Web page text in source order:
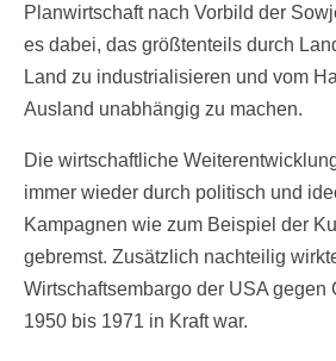
Planwirtschaft nach Vorbild der
es dabei, das größtenteils durch
Land zu industrialisieren und vom
Ausland unabhängig zu machen.
Die wirtschaftliche
immer wieder durch politisch und
Kampagnen wie zum Beispiel der
gebremst. Zusätzlich nachteilig
Wirtschaftsembargo der USA gegen
1950 bis 1971 in Kraft war.